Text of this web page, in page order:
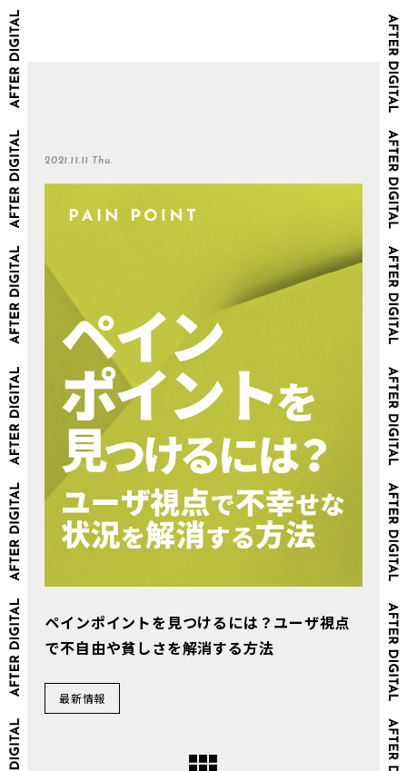
2021.11.11 Thu.
ペインポイントを見つけるには？ユーザ視点
で不自由や貧しさを解消する方法
最新情報